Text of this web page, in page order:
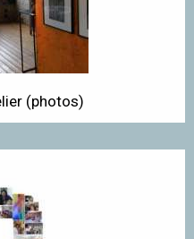
(photos)